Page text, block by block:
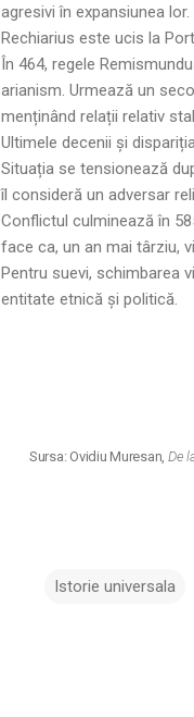
agresivi în expansiunea
Rechiarius este ucis la
În 464, regele
arianism. Urmează un
menținând relații relativ
Ultimele decenii și
Situația se tensionează
îl consideră un adversar
Conflictul culminează în
face ca, un an mai târziu,
Pentru suevi, schimbarea
entitate etnică și politică.
Sursa: Ovidiu Muresan, De
Istorie universala